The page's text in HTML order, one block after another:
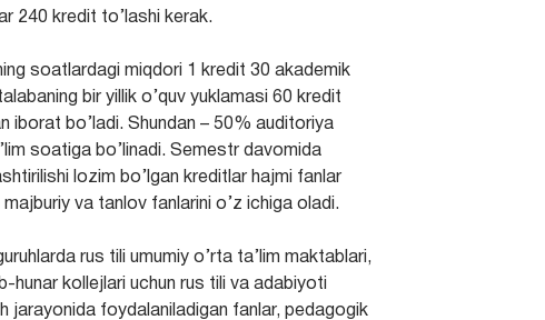
240 kredit to’lashi kerak.
soatlardagi miqdori 1 kredit 30 akademik
bir yillik o’quv yuklamasi 60 kredit
iborat bo’ladi. Shundan – 50% auditoriya
soatiga bo’linadi. Semestr davomida
lozim bo’lgan kreditlar hajmi fanlar
va tanlov fanlarini o’z ichiga oladi.
rus tili umumiy o’rta ta’lim maktablari,
hunar kollejlari uchun rus tili va adabiyoti
jarayonida foydalaniladigan fanlar, pedagogik